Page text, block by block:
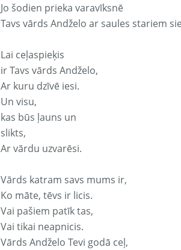
Jo šodien prieka varavīksnē
Tavs vārds Andželo ar saules stariem
Lai ceļaspieķis
ir Tavs vārds Andželo,
Ar kuru dzīvē iesi.
Un visu,
kas būs ļauns un
slikts,
Ar vārdu uzvarēsi.
Vārds katram savs mums ir,
Ko māte, tēvs ir licis.
Vai pašiem patīk tas,
Vai tikai neapnicis.
Vārds Andželo Tevi godā ceļ,